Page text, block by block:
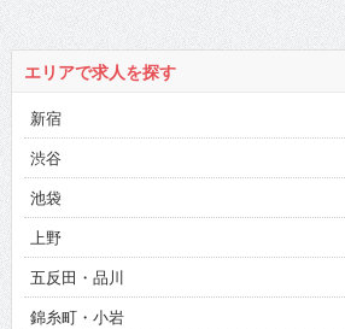
エリアで求人を探す
新宿
渋谷
池袋
上野
五反田・品川
錦糸町・小岩